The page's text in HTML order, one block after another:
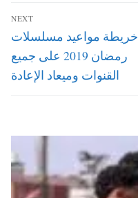
NEXT
Next
خريطة مواعيد مسلسلات
رمضان 2019 على جميع
القنوات وميعاد الإعادة